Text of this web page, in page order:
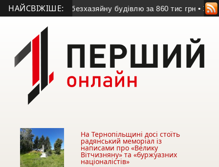
НАЙСВІЖІШЕ:
забрати безхазяйну будівлю за 860 тис грн • З квітня
На Тернопільщині досі стоїть
радянський меморіал із
написами про «Велику
Вітчизняну» та «буржуазних
націоналістів»